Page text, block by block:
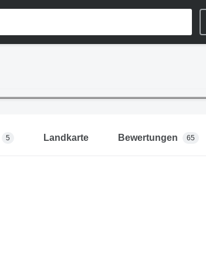
5 Landkarte Bewertungen 65